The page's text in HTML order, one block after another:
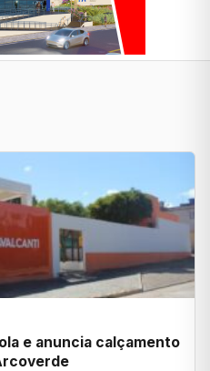
e anuncia calçamento